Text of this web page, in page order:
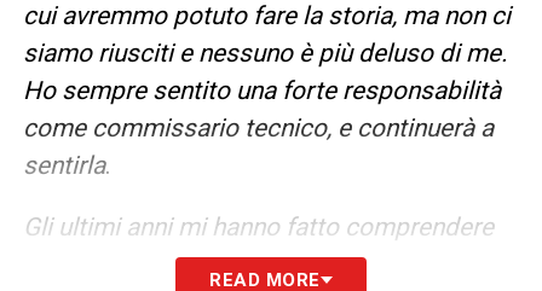
cui avremmo potuto fare la storia, ma non ci
siamo riusciti e nessuno è più deluso di me.
Ho sempre sentito una forte responsabilità
come commissario tecnico, e continuerà a
sentirla.
Gli ultimi anni mi hanno fatto comprendere
che ci sono cose più importanti del calcio.
READ MORE